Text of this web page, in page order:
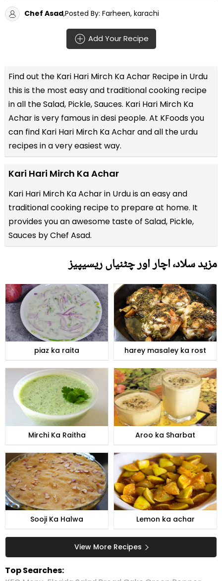
Chef Asad,Posted By: Farheen, karachi
Add Your Recipe
Find out the Kari Hari Mirch Ka Achar Recipe in Urdu
this is the most easy and traditional cooking recipe
in all theSalad, Pickle, Sauces. Kari Hari Mirch Ka
Achar is very famous in desi people. At KFoods you
can find Kari Hari Mirch Ka Achar and all theurdu
recipesin a very easiest way.
Kari Hari Mirch Ka Achar
Kari Hari Mirch Ka Achar in Urdu is an easy and
traditional cooking recipe to prepare at home. It
provides you an awesome taste of Salad, Pickle,
Sauces by Chef Asad.
مزید سلاد٬ اچار اور چٹنیاں ریسیپیز
piaz ka raita harey masaley ka rost
Mirchi Ka Raitha Aroo ka Sharbat
Sooji Ka Halwa Lemon ka achar
View More Recipes
Top Searches: